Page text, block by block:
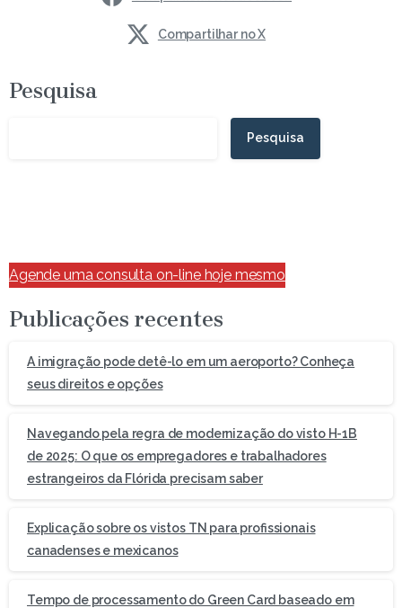
Compartilhar no X
Pesquisa
Pesquisa
Agende uma consulta on-line hoje mesmo
Publicações recentes
A imigração pode detê-lo em um aeroporto? Conheça
seus direitos e opções
Navegando pela regra de modernização do visto H-1B
de 2025: O que os empregadores e trabalhadores
estrangeiros da Flórida precisam saber
Explicação sobre os vistos TN para profissionais
canadenses e mexicanos
Tempo de processamento do Green Card baseado em